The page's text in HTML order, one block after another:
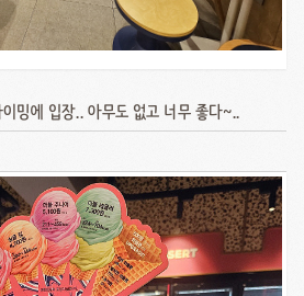
밍에 입장.. 아무도 없고 너무 좋다~..